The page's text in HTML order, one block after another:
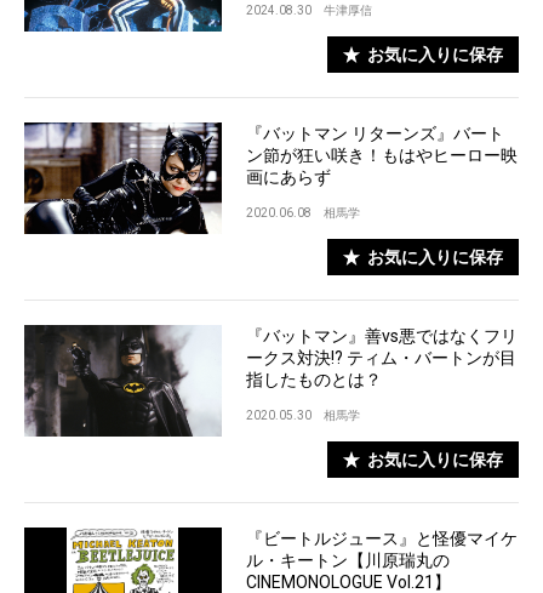
2024.08.30 牛津厚信
お気に入りに保存
『バットマン リターンズ』バート
ン節が狂い咲き！もはやヒーロー映
画にあらず
2020.06.08 相馬学
お気に入りに保存
『バットマン』善vs悪ではなくフリ
ークス対決!? ティム・バートンが目
指したものとは？
2020.05.30 相馬学
お気に入りに保存
『ビートルジュース』と怪優マイケ
ル・キートン【川原瑞丸の
CINEMONOLOGUE Vol.21】